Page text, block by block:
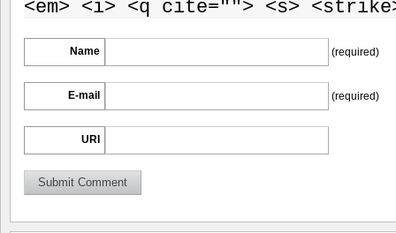
<em> <i> <q cite=""> <s>
Name (required)
E-mail (required)
URI